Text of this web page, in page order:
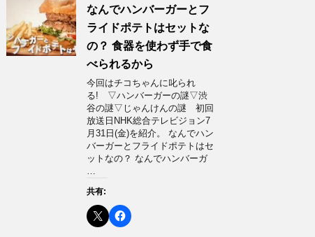
なんでハンバーガーとフ
ライドポテトはセットな
の？ 食器を使わず手で食
べられるから
今回はチコちゃんに叱られ
る! ▽ハンバーガーの謎▽渋
谷の謎▽じゃんけんの謎 初回
放送日NHK総合テレビジョン7
月31日(金)を紹介。 なんでハン
バーガーとフライドポテトはセ
ットなの？ なんでハンバーガ
…
共有: